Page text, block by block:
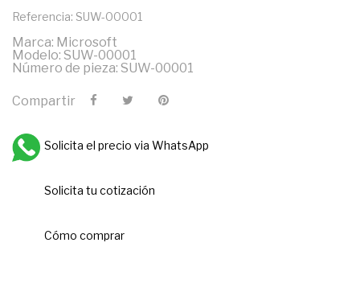
Referencia: SUW-00001
Marca: Microsoft
Modelo: SUW-00001
Número de pieza: SUW-00001
Compartir
Solicita el precio via WhatsApp
Solicita tu cotización
Cómo comprar